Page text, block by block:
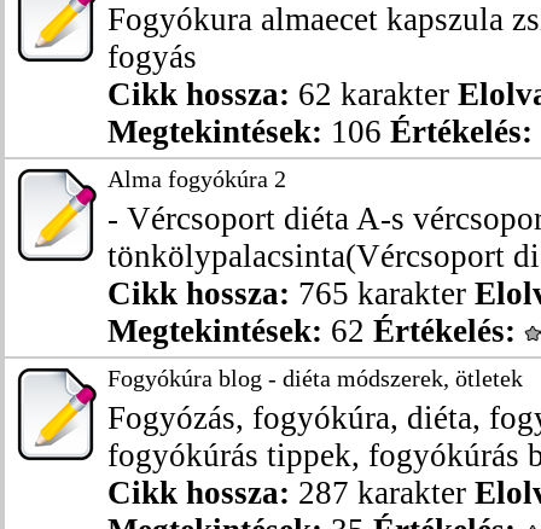
Fogyókura almaecet kapszula
fogyás
Cikk hossza: 62 karakter
Megtekintések: 106 Értékelés:
Alma fogyókúra 2
- Vércsoport diéta A-s
tönkölypalacsinta(Vércsoport
Cikk hossza: 765 karakter
Megtekintések: 62 Értékelés:
Fogyókúra blog - diéta módszerek, ötletek
Fogyózás, fogyókúra, diéta,
fogyókúrás tippek, fogyókúrás
Cikk hossza: 287 karakter